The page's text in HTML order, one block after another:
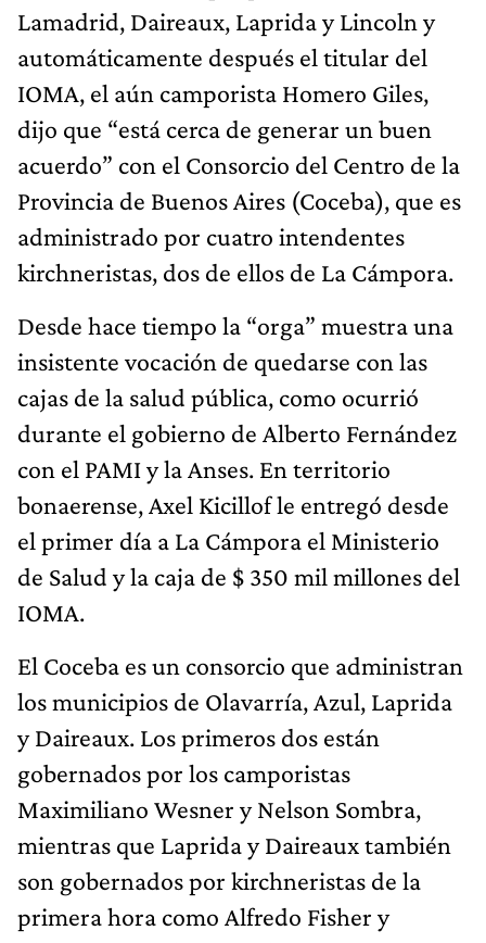
Lamadrid, Daireaux, Laprida y Lincoln y
automáticamente después el titular del
IOMA, el aún camporista Homero Giles,
dijo que “está cerca de generar un buen
acuerdo” con el Consorcio del Centro de la
Provincia de Buenos Aires (Coceba), que es
administrado por cuatro intendentes
kirchneristas, dos de ellos de La Cámpora.
Desde hace tiempo la “orga” muestra una
insistente vocación de quedarse con las
cajas de la salud pública, como ocurrió
durante el gobierno de Alberto Fernández
con el PAMI y la Anses. En territorio
bonaerense, Axel Kicillof le entregó desde
el primer día a La Cámpora el Ministerio
de Salud y la caja de $ 350 mil millones del
IOMA.
El Coceba es un consorcio que administran
los municipios de Olavarría, Azul, Laprida
y Daireaux. Los primeros dos están
gobernados por los camporistas
Maximiliano Wesner y Nelson Sombra,
mientras que Laprida y Daireaux también
son gobernados por kirchneristas de la
primera hora como Alfredo Fisher y